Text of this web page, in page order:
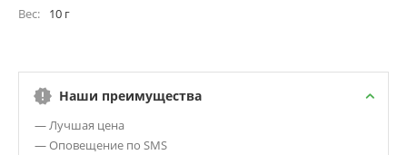
Вес 10 г
Наши преимущества
— Лучшая цена
— Оповещение по SMS